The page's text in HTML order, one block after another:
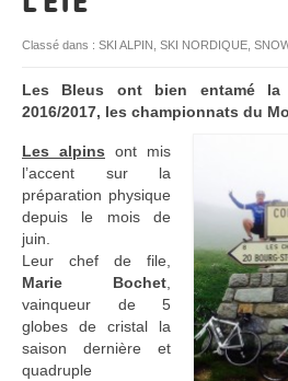
RESSOURCES
Classé dans : SKI ALPIN SKI NORDIQUE
Les Bleus ont bien entamé la
2016/2017, les championnats du
Les alpins ont mis
l’accent sur la
préparation physique
depuis le mois de
juin.
Leur chef de file,
Marie Bochet
vainqueur de 5
globes de cristal la
saison dernière et
quadruple